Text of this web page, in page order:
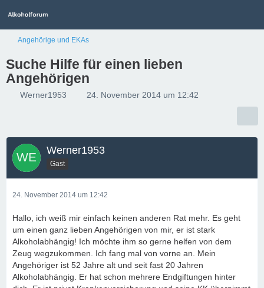
Angehörige und EKAs
Suche Hilfe für einen lieben
Angehörigen
Werner1953 24. November 2014 um 12:42
Werner1953
Gast
24. November 2014 um 12:42
Hallo, ich weiß mir einfach keinen anderen Rat mehr. Es geht
um einen ganz lieben Angehörigen von mir, er ist stark
Alkoholabhängig! Ich möchte ihm so gerne helfen von dem
Zeug wegzukommen. Ich fang mal von vorne an. Mein
Angehöriger ist 52 Jahre alt und seit fast 20 Jahren
Alkoholabhängig. Er hat schon mehrere Endgiftungen hinter